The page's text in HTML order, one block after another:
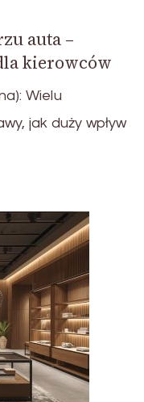
auta –
kierowców
Wielu
jak duży wpływ